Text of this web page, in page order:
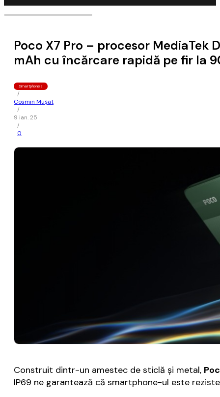
Poco X7 Pro – procesor
mAh cu încărcare rapidă pe fir la
Smartphones
/
Cosmin Mușat
/
9 ian. 25
/
0
Construit dintr-un amestec de sticlă şi metal,
IP69 ne garantează că smartphone-ul este